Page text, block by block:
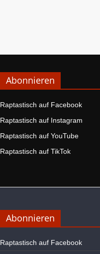
Abonnieren
Raptastisch auf Facebook
Raptastisch auf Instagram
Raptastisch auf YouTube
Raptastisch auf TikTok
Abonnieren
Raptastisch auf Facebook